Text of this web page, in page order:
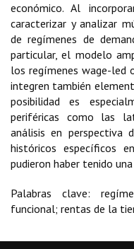
económico. Al
caracterizar y analizar
de regímenes de
particular, el modelo
los regímenes wage-led
integren también
posibilidad es
periféricas como las
análisis en perspectiva
históricos específicos
pudieron haber tenido
Palabras clave:
funcional; rentas de la